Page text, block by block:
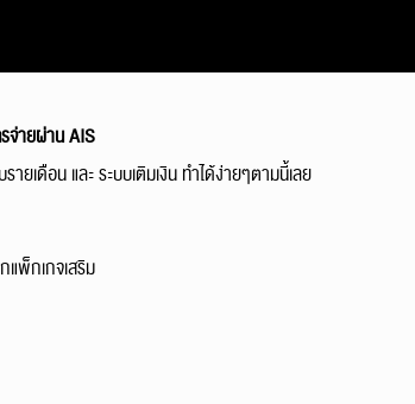
จ่ายผ่าน AIS
ยเดือน และ ระบบเติมเงิน ทำได้ง่ายๆตามนี้เลย
พ็กเกจเสริม